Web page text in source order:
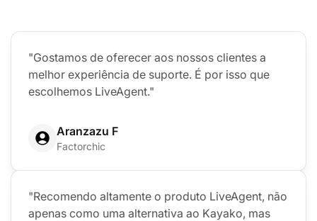
"Gostamos de oferecer aos nossos clientes a
melhor experiência de suporte. É por isso que
escolhemos LiveAgent."
Aranzazu F
Factorchic
"Recomendo altamente o produto LiveAgent, não
apenas como uma alternativa ao Kayako, mas